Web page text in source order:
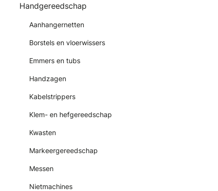
Handgereedschap
Aanhangernetten
Borstels en vloerwissers
Emmers en tubs
Handzagen
Kabelstrippers
Klem- en hefgereedschap
Kwasten
Markeergereedschap
Messen
Nietmachines